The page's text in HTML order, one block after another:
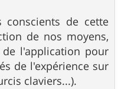
conscients de cette
de nos moyens,
l'application pour
de l'expérience sur
claviers...).